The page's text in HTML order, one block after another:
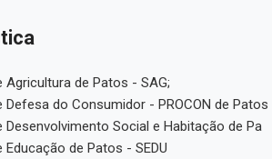
Agricultura de Patos - SAG;
Defesa do Consumidor - PROCON de Patos
Desenvolvimento Social e Habitação de Pa
de Patos - SEDU